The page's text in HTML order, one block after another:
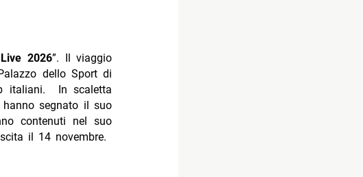
2026”. Il viaggio
dello Sport di
italiani. In scaletta
segnato il suo
contenuti nel suo
il 14 novembre.